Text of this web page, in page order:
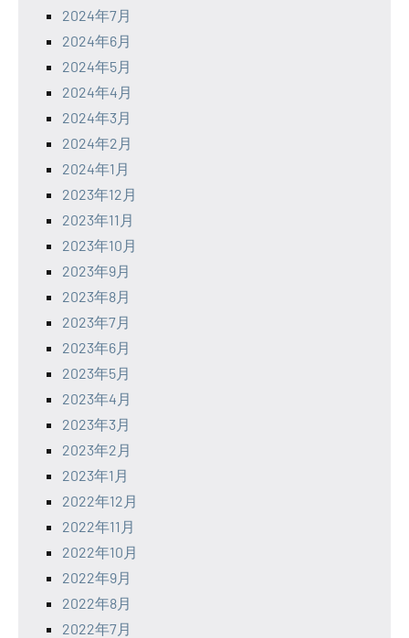
2024年7月
2024年6月
2024年5月
2024年4月
2024年3月
2024年2月
2024年1月
2023年12月
2023年11月
2023年10月
2023年9月
2023年8月
2023年7月
2023年6月
2023年5月
2023年4月
2023年3月
2023年2月
2023年1月
2022年12月
2022年11月
2022年10月
2022年9月
2022年8月
2022年7月